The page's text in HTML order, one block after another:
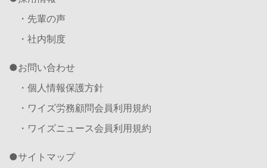
・先輩の声
・社内制度
お問い合わせ
・個人情報保護方針
・ワイズ労務顧問会員利用規約
・ワイズニュース会員利用規約
サイトマップ